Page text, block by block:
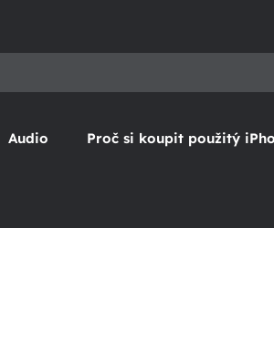
Audio Proč si koupit použitý